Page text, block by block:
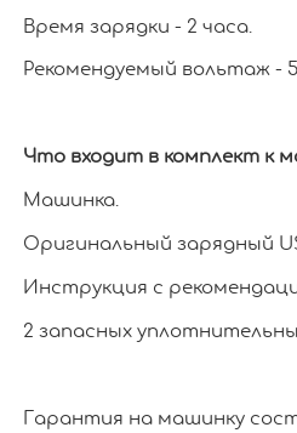
Время зарядки - 2 часа.
Рекомендуемый вольтаж -
Что входит в комплект к
Машинка.
Оригинальный зарядный
Инструкция с
2 запасных
Гарантия на машинку